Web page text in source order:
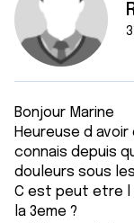
Bonjour Marine
Heureuse d
connais depuis
douleurs sous
C est peut etre l
la 3eme ?